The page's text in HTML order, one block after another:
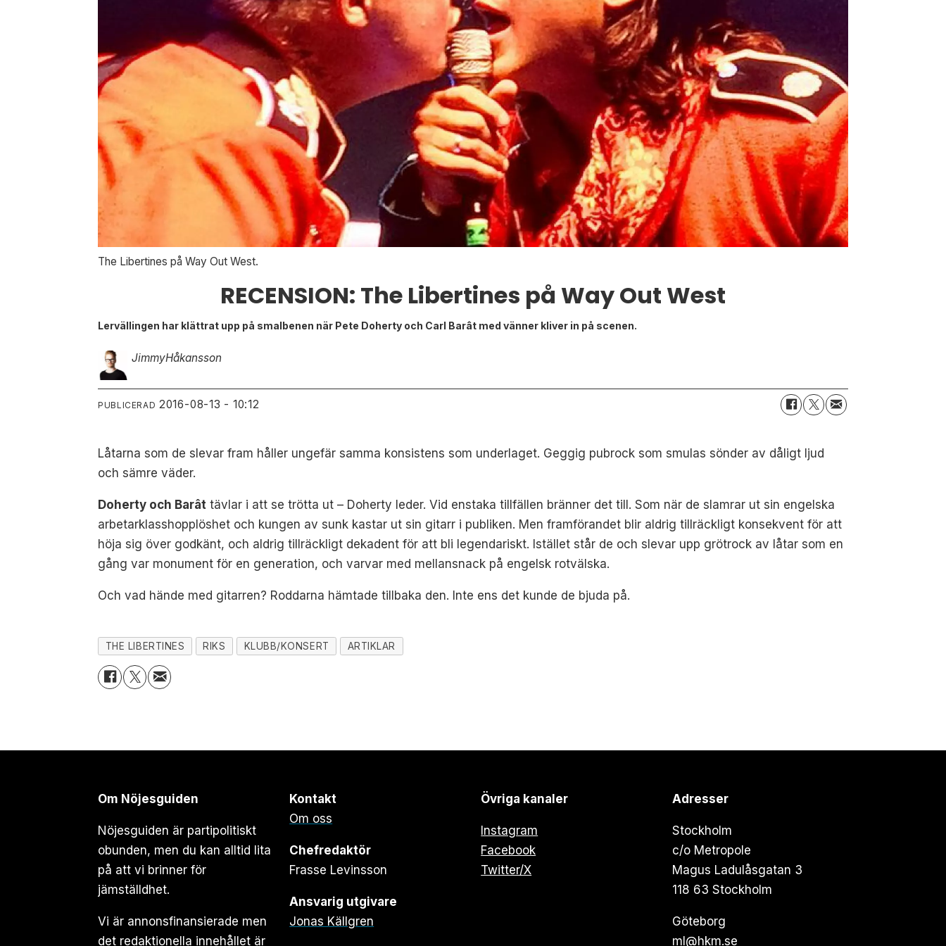
The Libertines på Way Out West.
RECENSION: The Libertines på Way Out West
Lervällingen har klättrat upp på smalbenen när Pete Doherty och Carl Barât med vänner kliver in på scenen.
JimmyHåkansson
PUBLICERAD 2016-08-13 - 10:12
Låtarna som de slevar fram håller ungefär samma konsistens som underlaget. Geggig pubrock som smulas sönder av dåligt ljud
och sämre väder.
Doherty och Barât tävlar i att se trötta ut – Doherty leder. Vid enstaka tillfällen bränner det till. Som när de slamrar ut sin engelska
arbetarklasshopplöshet och kungen av sunk kastar ut sin gitarr i publiken. Men framförandet blir aldrig tillräckligt konsekvent för att
höja sig över godkänt, och aldrig tillräckligt dekadent för att bli legendariskt. Istället står de och slevar upp grötrock av låtar som en
gång var monument för en generation, och varvar med mellansnack på engelsk rotvälska.
Och vad hände med gitarren? Roddarna hämtade tillbaka den. Inte ens det kunde de bjuda på.
THE LIBERTINES RIKS KLUBB/KONSERT ARTIKLAR
Om Nöjesguiden
Nöjesguiden är partipolitiskt
obunden, men du kan alltid lita
på att vi brinner för
jämställdhet.
Vi är annonsfinansierade men
det redaktionella innehållet är
Kontakt
Om oss
Chefredaktör
Frasse Levinsson
Ansvarig utgivare
Jonas Källgren
Övriga kanaler
Instagram
Facebook
Twitter/X
Adresser
Stockholm
c/o Metropole
Magus Ladulåsgatan 3
118 63 Stockholm
Göteborg
ml@hkm.se